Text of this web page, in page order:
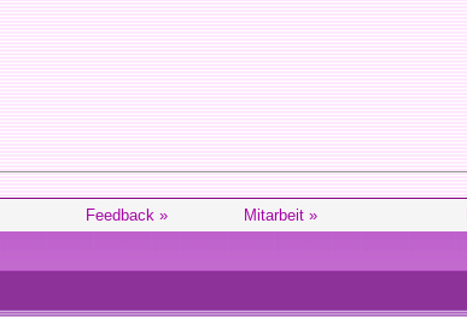
Feedback » Mitarbeit »